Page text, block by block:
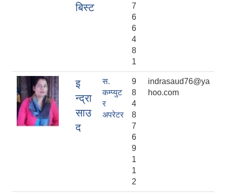
बिस्ट
7
6
6
4
8
1
इ
न्द्रा
साउ
द
स.
कम्प्युट
र
अपरेटर
9
8
4
8
7
6
9
1
1
2
indrasaud76@ya
hoo.com